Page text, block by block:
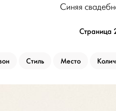
Синяя
Страница
Стиль Место